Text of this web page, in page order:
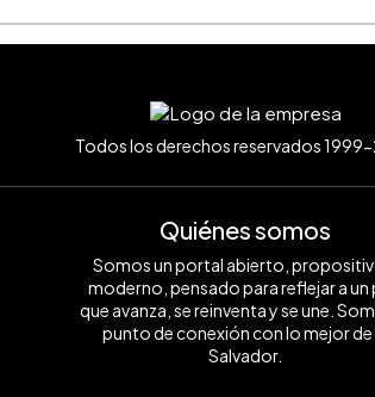
Todos los derechos reservados
Quiénes somos
Somos un portal abierto,
moderno, pensado para reflejar a un
que avanza, se reinventa y se une.
punto de conexión con lo mejor de
Salvador.